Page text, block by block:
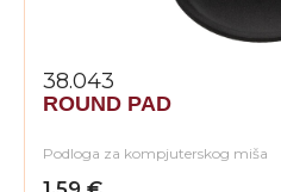
38.043
ROUND PAD
Podloga za kompjuterskog miša